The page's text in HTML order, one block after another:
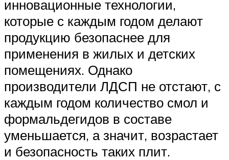
инновационные технологии,
которые с каждым годом делают
продукцию безопаснее для
применения в жилых и детских
помещениях. Однако
производители ЛДСП не отстают, с
каждым годом количество смол и
формальдегидов в составе
уменьшается, а значит, возрастает
и безопасность таких плит.